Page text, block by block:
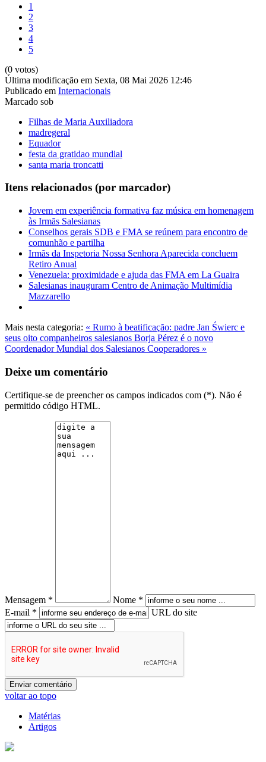
1
2
3
4
5
(0 votos)
Última modificação em Sexta, 08 Mai 2026 12:46
Publicado em Internacionais
Marcado sob
Filhas de Maria Auxiliadora
madregeral
Equador
festa da gratidao mundial
santa maria troncatti
Itens relacionados (por marcador)
Jovem em experiência formativa faz música em homenagem
às Irmãs Salesianas
Conselhos gerais SDB e FMA se reúnem para encontro de
comunhão e partilha
Irmãs da Inspetoria Nossa Senhora Aparecida concluem
Retiro Anual
Venezuela: proximidade e ajuda das FMA em La Guaira
Salesianas inauguram Centro de Animação Multimídia
Mazzarello
Mais nesta categoria: « Rumo à beatificação: padre Jan Świerc e
seus oito companheiros salesianos Borja Pérez é o novo
Coordenador Mundial dos Salesianos Cooperadores »
Deixe um comentário
Certifique-se de preencher os campos indicados com (*). Não é
permitido código HTML.
Mensagem *
Nome *
E-mail *
URL do site
voltar ao topo
Matérias
Artigos